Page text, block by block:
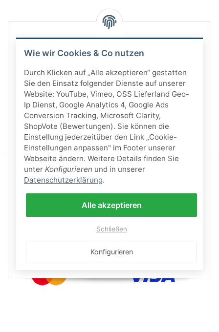
Wie wir Cookies & Co nutzen
Durch Klicken auf „Alle akzeptieren“ gestatten
Sie den Einsatz folgender Dienste auf unserer
Website: YouTube, Vimeo, OSS Lieferland Geo-
Ip Dienst, Google Analytics 4, Google Ads
Conversion Tracking, Microsoft Clarity,
ShopVote (Bewertungen). Sie können die
Einstellung jederzeitüber den Link „Cookie-
Einstellungen anpassen" im Footer unserer
Webseite ändern. Weitere Details finden Sie
unter Konfigurieren und in unserer
Datenschutzerklärung.
Alle akzeptieren
Schließen
Konfigurieren